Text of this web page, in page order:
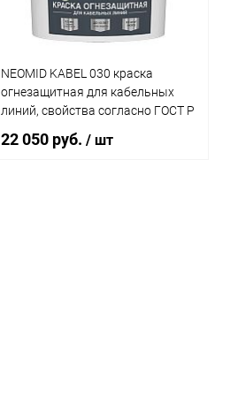
NEOMID KABEL 030 краска
огнезащитная для кабельных
линий, свойства согласно ГОСТ Р
22 050 руб./ шт